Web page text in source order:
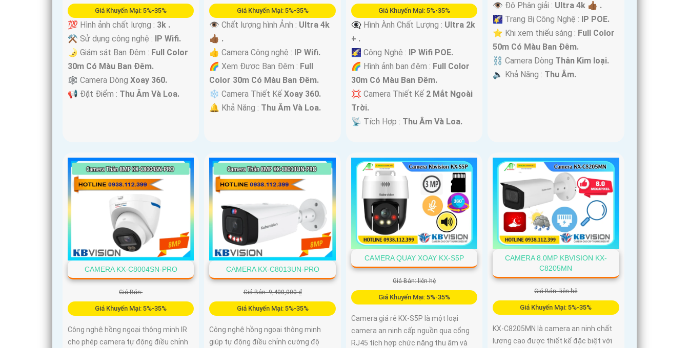
Giá Khuyến Mại: 5%-35%
💯 Hình ảnh chất lượng : 3k .
⚒ Sử dụng công nghệ : IP Wifi.
🌛 Giám sát Ban Đêm : Full Color
30m Có Màu Ban Ðêm.
🕸️ Camera Dòng Xoay 360.
️📢 Đặt Điểm : Thu Âm Và Loa.
Giá Khuyến Mại: 5%-35%
👁 Chất lượng hình Ảnh : Ultra 4k
👍🏾 .
👍 Camera Công nghệ : IP Wifi.
🌈 Xem Được Ban Đêm : Full
Color 30m Có Màu Ban Ðêm.
❄ Camera Thiết KếXoay 360.
️🔔 Khả Năng : Thu Âm Và Loa.
Giá Khuyến Mại: 5%-35%
👁️‍🗨 Hình Ành Chất Lượng : Ultra 2k
+ .
🌠 Công Nghệ : IP Wifi POE.
🌈 Hình ảnh ban đêm : Full Color
30m Có Màu Ban Ðêm.
💢 Camera Thiết Kế 2 Mắt Ngoài
Trời.
️📡 Tích Hợp : Thu Âm Và Loa.
👁 Độ Phân giải : Ultra 4k 👍🏾 .
🌠 Trang Bị Công Nghệ : IP POE.
⭐ Khi xem thiếu sáng : Full Color
50m Có Màu Ban Ðêm.
⛓ Camera Dòng Thân Kim loại.
️🔈 Khả Năng : Thu Âm.
CAMERA KX-C8004SN-PRO
Giá Bán:
Giá Khuyến Mại: 5%-35%
Công nghệ hồng ngoại thông minh IR
cho phép camera tự động điều chỉnh
CAMERA KX-C8013UN-PRO
Giá Bán: 9,400,000 ₫
Giá Khuyến Mại: 5%-35%
Công nghệ hồng ngoại thông minh
giúp tự động điều chỉnh cường độ
CAMERA QUAY XOAY KX-S5P
Giá Bán: liên hệ
Giá Khuyến Mại: 5%-35%
Camera giá rẻ KX-S5P là một loại
camera an ninh cấp nguồn qua cổng
RJ45 tích hợp chức năng thu âm và
CAMERA 8.0MP KBVISION KX-
C8205MN
Giá Bán: liên hệ
Giá Khuyến Mại: 5%-35%
KX-C8205MN là camera an ninh chất
lượng cao được thiết kế đặc biệt với